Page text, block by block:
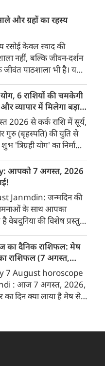
द्रव्यों (सामग्रियों) से
के फल प्राप्त होते हैं। भगवान
"अभिषेक प्रिय" माना गया
मुख्य प्रकार के शिव-अभिषेक
महत्व की पूरी जानकारी दी
और ग्रहों का रहस्य
रसोई केवल स्वाद की
नहीं, बल्कि जीवन-दर्शन
पाठशाला भी है। यहां
औषधीय गुण ही नहीं, बल्कि
संकेत भी समेटे रहता
हल्दी स्थिरता का बोध कराती
ऊर्जा का प्रतीक बनती
अदृश्य प्रभावों की
करता है, तो धनिया प्रकृति
बुद्धिमत्ता का
करता है जो बिना शोर
में संतुलन स्थापित करती
योग, 6 राशियों की चमकेगी
व्यापार में मिलेगा बड़ा
में सूर्य,
गुरु (बृहस्पति) की युति से
'त्रिग्रही योग' का निर्माण
शास्त्र में कर्क राशि में इन
ग्रहों का एक साथ आना
दुर्लभ और फलदायी माना
क्योंकि यहाँ गुरु उच्च के
सूर्य-बुध के मिलने से
राजयोग' का निर्माण भी
इस त्रिग्रही योग के प्रभाव से
की किस्मत चमकने वाली है
करियर, नौकरी तथा व्यापार
लाभ मिलने के संकेत हैं।
हैं वे भाग्यशाली राशियां
हैं।
अगस्त, 2026
Janmdin: जन्मदिन की
के साथ आपका
वेबदुनिया की विशेष प्रस्तुति
के व्यक्तित्व और भविष्य के
देगा जिनका उस
जन्मदिन होगा। पेश है
7 को जन्मे व्यक्तियों के बारे
:
दैनिक राशिफल: मेष
राशिफल (7 अगस्‍त,
7 August horoscope
: आज 7 अगस्‍त, 2026,
का दिन क्या लाया है मेष से
राशिफल के बारे में एकदम